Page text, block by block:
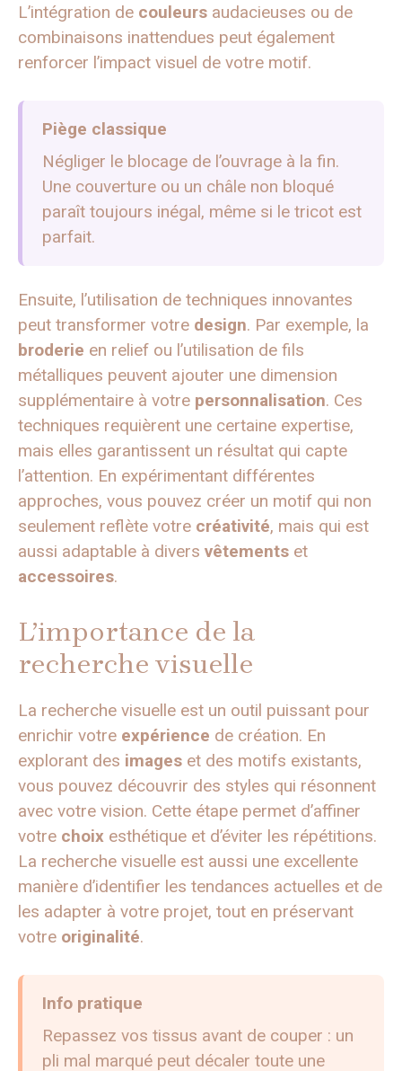
L’intégration de couleurs audacieuses ou de
combinaisons inattendues peut également
renforcer l’impact visuel de votre motif.
Piège classique
Négliger le blocage de l’ouvrage à la fin.
Une couverture ou un châle non bloqué
paraît toujours inégal, même si le tricot est
parfait.
Ensuite, l’utilisation de techniques innovantes
peut transformer votre design. Par exemple, la
broderie en relief ou l’utilisation de fils
métalliques peuvent ajouter une dimension
supplémentaire à votre personnalisation. Ces
techniques requièrent une certaine expertise,
mais elles garantissent un résultat qui capte
l’attention. En expérimentant différentes
approches, vous pouvez créer un motif qui non
seulement reflète votre créativité, mais qui est
aussi adaptable à divers vêtements et
accessoires.
L’importance de la
recherche visuelle
La recherche visuelle est un outil puissant pour
enrichir votre expérience de création. En
explorant des images et des motifs existants,
vous pouvez découvrir des styles qui résonnent
avec votre vision. Cette étape permet d’affiner
votre choix esthétique et d’éviter les répétitions.
La recherche visuelle est aussi une excellente
manière d’identifier les tendances actuelles et de
les adapter à votre projet, tout en préservant
votre originalité.
Info pratique
Repassez vos tissus avant de couper : un
pli mal marqué peut décaler toute une